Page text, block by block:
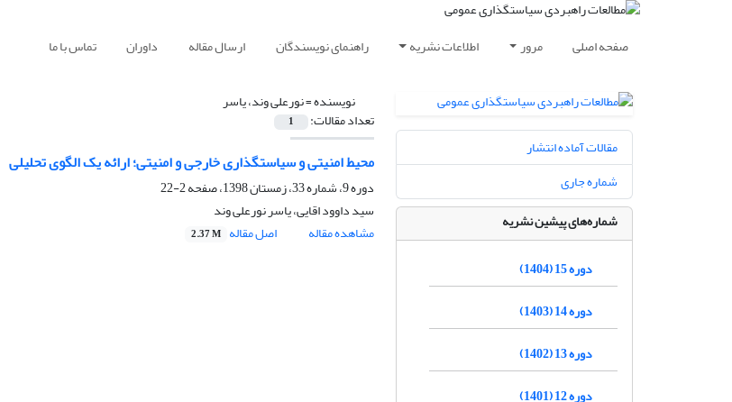
صفحه اصلی مرور اطلاعات نشریه راهنمای نویسندگان ارسال مقاله داوران تماس با ما
نویسنده =نورعلی وند، یاسر
تعداد مقالات: 1
محیط امنیتی و سیاستگذاری خارجی و امنیتی؛ ارائه یک الگوی تحلیلی
دوره 9، شماره 33، زمستان 1398، صفحه
2-22
سید داوود اقایی، یاسر نورعلی وند
مشاهده مقاله
اصل مقاله 2.37 M
مقالات آماده انتشار
شماره جاری
شماره‌های پیشین نشریه
دوره 15 (1404)
دوره 14 (1403)
دوره 13 (1402)
دوره 12 (1401)